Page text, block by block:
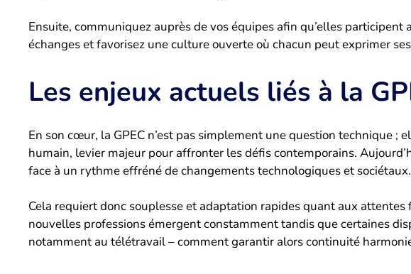
Ensuite, communiquez auprès de vos équipes afin qu’elles participent
échanges et favorisez une culture ouverte où chacun peut exprimer
Les enjeux actuels liés à la
En son cœur, la GPEC n’est pas simplement une question technique ;
humain, levier majeur pour affronter les défis contemporains.
face à un rythme effréné de changements technologiques et sociétaux.
Cela requiert donc souplesse et adaptation rapides quant aux
nouvelles professions émergent constamment tandis que certaines
notamment au télétravail – comment garantir alors continuité